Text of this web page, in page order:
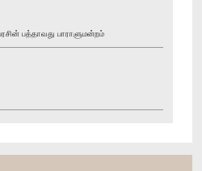
பத்தாவது பாராளுமன்றம்